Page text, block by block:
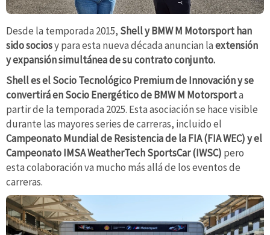
Desde la temporada 2015, Shell y BMW M Motorsport han
sido sociosy para esta nueva década anuncian laextensión
y expansión simultánea de su contrato conjunto.
Shell es el Socio Tecnológico Premium de Innovación y se
convertirá en Socio Energético de BMW M Motorsporta
partir de la temporada 2025. Esta asociación se hace visible
durante las mayores series de carreras, incluido el
Campeonato Mundial de Resistencia de la FIA (FIA WEC) y el
Campeonato IMSA WeatherTech SportsCar (IWSC) pero
esta colaboración va mucho más allá de los eventos de
carreras.